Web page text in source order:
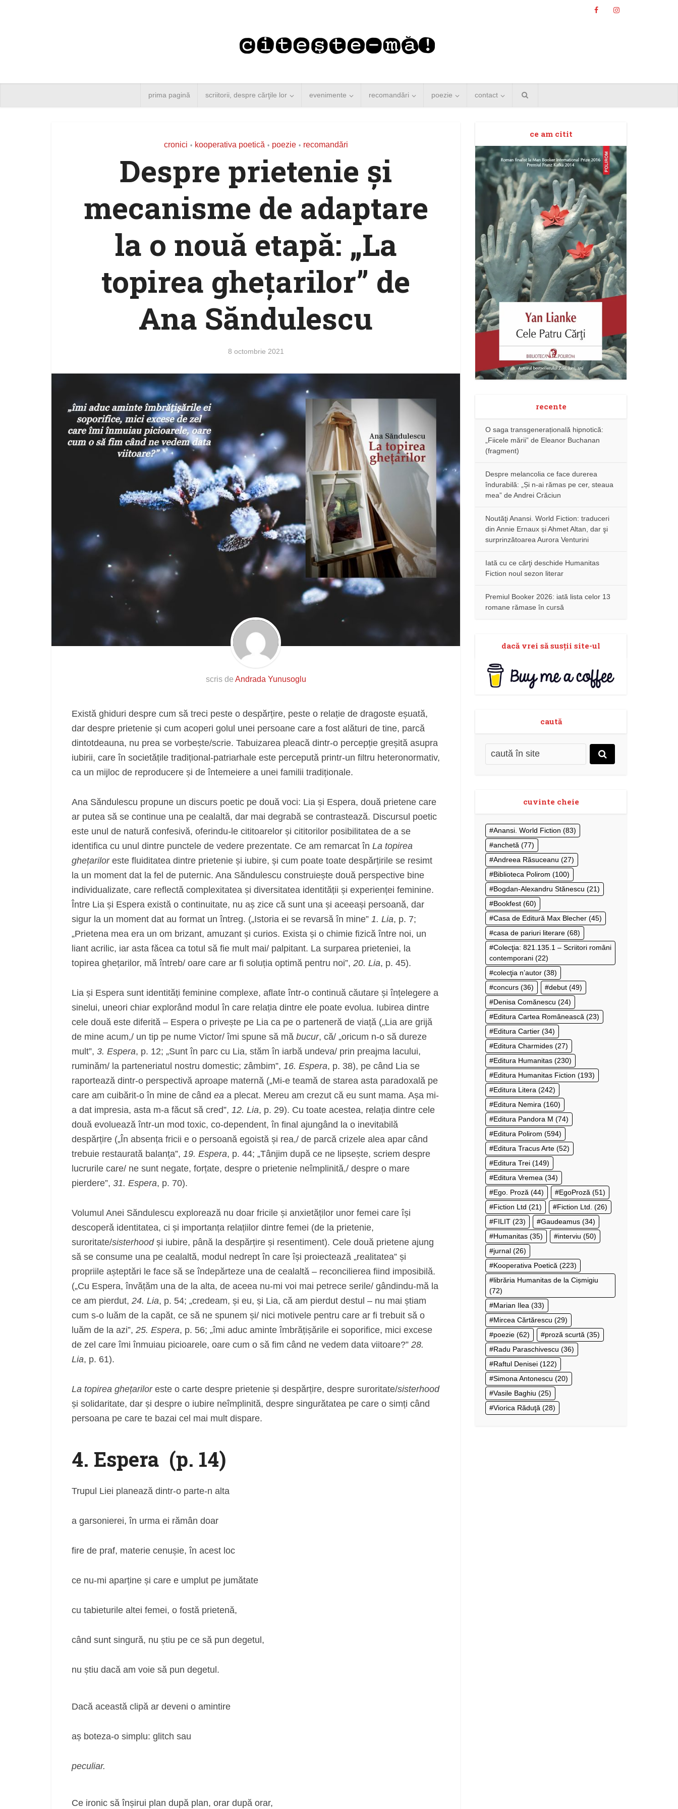
prima pagină scriitorii, despre cărţile lor evenimente recomandări poezie contact
cronici • kooperativa poetică • poezie • recomandări
Despre prietenie și
mecanisme de adaptare
la o nouă etapă: „La
topirea ghețarilor” de
Ana Săndulescu
8 octombrie 2021
scris de Andrada Yunusoglu
Există ghiduri despre cum să treci peste o despărțire, peste o relație de dragoste eșuată,
dar despre prietenie și cum acoperi golul unei persoane care a fost alături de tine, parcă
dintotdeauna, nu prea se vorbește/scrie. Tabuizarea pleacă dintr-o percepție greșită asupra
iubirii, care în societățile tradițional-patriarhale este percepută printr-un filtru heteronormativ,
ca un mijloc de reproducere și de întemeiere a unei familii tradiționale.
Ana Săndulescu propune un discurs poetic pe două voci: Lia și Espera, două prietene care
ar putea să se continue una pe cealaltă, dar mai degrabă se contrastează. Discursul poetic
este unul de natură confesivă, oferindu-le cititoarelor și cititorilor posibilitatea de a se
identifica cu unul dintre punctele de vedere prezentate. Ce am remarcat în La topirea
ghețarilor este fluiditatea dintre prietenie și iubire, și cum poate toate despărțirile se resimt
la un moment dat la fel de puternic. Ana Săndulescu construiește două perspective bine
individualizate, care reflectă complexitatea și diversitatea identității și experienței feminine.
Între Lia și Espera există o continuitate, nu aș zice că sunt una și aceeași persoană, dar
sigur la un moment dat au format un întreg. („Istoria ei se revarsă în mine” 1. Lia, p. 7;
„Prietena mea era un om brizant, amuzant și curios. Exista și o chimie fizică între noi, un
liant acrilic, iar asta făcea ca totul să fie mult mai/ palpitant. La surparea prieteniei, la
topirea ghețarilor, mă întreb/ oare care ar fi soluția optimă pentru noi”, 20. Lia, p. 45).
Lia și Espera sunt identități feminine complexe, aflate într-o continuă căutare și înțelegere a
sinelui, uneori chiar explorând modul în care relația dintre ele poate evolua. Iubirea dintre
cele două este diferită – Espera o privește pe Lia ca pe o parteneră de viață („Lia are grijă
de mine acum,/ un tip pe nume Victor/ îmi spune să mă bucur, că/ „oricum n-o să dureze
mult”, 3. Espera, p. 12; „Sunt în parc cu Lia, stăm în iarbă undeva/ prin preajma lacului,
ruminăm/ la parteneriatul nostru domestic; zâmbim”, 16. Espera, p. 38), pe când Lia se
raportează dintr-o perspectivă aproape maternă („Mi-e teamă de starea asta paradoxală pe
care am cuibărit-o în mine de când ea a plecat. Mereu am crezut că eu sunt mama. Așa mi-
a dat impresia, asta m-a făcut să cred”, 12. Lia, p. 29). Cu toate acestea, relația dintre cele
două evoluează într-un mod toxic, co-dependent, în final ajungând la o inevitabilă
despărțire („În absența fricii e o persoană egoistă și rea,/ de parcă crizele alea apar când
trebuie restaurată balanța”, 19. Espera, p. 44; „Tânjim după ce ne lipsește, scriem despre
lucrurile care/ ne sunt negate, forțate, despre o prietenie neîmplinită,/ despre o mare
pierdere”, 31. Espera, p. 70).
Volumul Anei Săndulescu explorează nu doar fricile și anxietăților unor femei care își
descoperă identitatea, ci și importanța relațiilor dintre femei (de la prietenie,
suroritate/sisterhoodși iubire, până la despărțire și resentiment). Cele două prietene ajung
să se consume una pe cealaltă, modul nedrept în care își proiectează „realitatea” și
propriile așteptări le face să se îndepărteze una de cealaltă – reconcilierea fiind imposibilă.
(„Cu Espera, învățăm una de la alta, de aceea nu-mi voi mai petrece serile/ gândindu-mă la
ce am pierdut, 24. Lia, p. 54; „credeam, și eu, și Lia, că am pierdut destul – nu mai știam
cum s-o luăm de la capăt, ce să ne spunem și/ nici motivele pentru care ar fi trebuit să o
luăm de la azi”, 25. Espera, p. 56; „îmi aduc aminte îmbrățișările ei soporifice, mici excese
de zel care îmi înmuiau picioarele, oare cum o să fim când ne vedem data viitoare?” 28.
Lia, p. 61).
La topirea ghețarilor este o carte despre prietenie și despărțire, despre suroritate/sisterhood
și solidaritate, dar și despre o iubire neîmplinită, despre singurătatea pe care o simți când
persoana pe care te bazai cel mai mult dispare.
4. Espera (p. 14)
Trupul Liei planează dintr-o parte-n alta
a garsonierei, în urma ei rămân doar
fire de praf, materie cenușie, în acest loc
ce nu-mi aparține și care e umplut pe jumătate
cu tabieturile altei femei, o fostă prietenă,
când sunt singură, nu știu pe ce să pun degetul,
nu știu dacă am voie să pun degetul.
Dacă această clipă ar deveni o amintire
aș boteza-o simplu: glitch sau
peculiar.
Ce ironic să înșirui plan după plan, orar după orar,
ce am citit
recente
O saga transgenerațională hipnotică:
„Fiicele mării” de Eleanor Buchanan
(fragment)
Despre melancolia ce face durerea
îndurabilă: „Și n-ai rămas pe cer, steaua
mea” de Andrei Crăciun
Noutăţi Anansi. World Fiction: traduceri
din Annie Ernaux și Ahmet Altan, dar şi
surprinzătoarea Aurora Venturini
Iată cu ce cărţi deschide Humanitas
Fiction noul sezon literar
Premiul Booker 2026: iată lista celor 13
romane rămase în cursă
dacă vrei să susţii site-ul
caută
cuvinte cheie
Anansi. World Fiction (83)
anchetă (77)
Andreea Răsuceanu (27)
Biblioteca Polirom (100)
Bogdan-Alexandru Stănescu (21)
Bookfest (60)
Casa de Editură Max Blecher (45)
casa de pariuri literare (68)
Colecţia: 821.135.1 – Scriitori români
contemporani (22)
colecţia n’autor (38)
concurs (36) debut (49)
Denisa Comănescu (24)
Editura Cartea Românească (23)
Editura Cartier (34)
Editura Charmides (27)
Editura Humanitas (230)
Editura Humanitas Fiction (193)
Editura Litera (242)
Editura Nemira (160)
Editura Pandora M (74)
Editura Polirom (594)
Editura Tracus Arte (52)
Editura Trei (149)
Editura Vremea (34)
Ego. Proză (44) EgoProză (51)
Fiction Ltd (21) Fiction Ltd. (26)
FILIT (23) Gaudeamus (34)
Humanitas (35) interviu (50)
jurnal (26)
Kooperativa Poetică (223)
librăria Humanitas de la Cișmigiu
(72)
Marian Ilea (33)
Mircea Cărtărescu (29)
poezie (62) proză scurtă (35)
Radu Paraschivescu (36)
Raftul Denisei (122)
Simona Antonescu (20)
Vasile Baghiu (25)
Viorica Răduţă (28)